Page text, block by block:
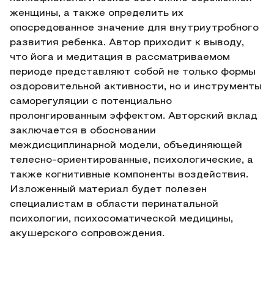
женщины, а также определить их
опосредованное значение для внутриутробного
развития ребенка. Автор приходит к выводу,
что йога и медитация в рассматриваемом
периоде представляют собой не только формы
оздоровительной активности, но и инструменты
саморегуляции с потенциально
пролонгированным эффектом. Авторский вклад
заключается в обосновании
междисциплинарной модели, объединяющей
телесно-ориентированные, психологические, а
также когнитивные компоненты воздействия.
Изложенный материал будет полезен
специалистам в области перинатальной
психологии, психосоматической медицины,
акушерского сопровождения.